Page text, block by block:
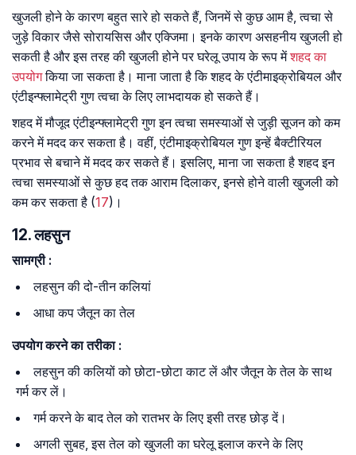
खुजली होने के कारण बहुत सारे हो सकते हैं, जिनमें से कुछ आम है, त्वचा से
जुड़े विकार जैसे सोरायसिस और एक्जिमा। इनके कारण असहनीय खुजली हो
सकती है और इस तरह की खुजली होने पर घरेलू उपाय के रूप मेंशहद का
उपयोगकिया जा सकता है। माना जाता है कि शहद के एंटीमाइक्रोबियल और
एंटीइन्फ्लामेट्री गुण त्वचा के लिए लाभदायक हो सकते हैं।
शहद में मौजूद एंटीइन्फ्लामेट्री गुण इन त्वचा समस्याओं से जुड़ी सूजन को कम
करने में मदद कर सकता है। वहीं, एंटीमाइक्रोबियल गुण इन्हें बैक्टीरियल
प्रभाव से बचाने में मदद कर सकते हैं। इसलिए, माना जा सकता है शहद इन
त्वचा समस्याओं से कुछ हद तक आराम दिलाकर, इनसे होने वाली खुजली को
कम कर सकता है (17)।
12. लहसुन
सामग्री:
लहसुन की दो-तीन कलियां
आधा कप जैतून का तेल
उपयोग करने का तरीका:
लहसुन की कलियों को छोटा-छोटा काट लें और जैतून के तेल के साथ
गर्म कर लें।
गर्म करने के बाद तेल को रातभर के लिए इसी तरह छोड़ दें।
अगली सुबह, इस तेल को खुजली का घरेलू इलाज करने के लिए